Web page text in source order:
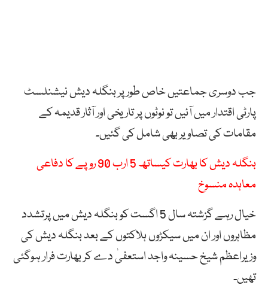
جب دوسری جماعتیں خاص طور پر بنگلہ دیش نیشنلسٹ
پارٹی اقتدار میں آئیں تو نوٹوں پر تاریخی اور آثار قدیمہ کے
مقامات کی تصاویر بھی شامل کی گئیں۔
بنگلہ دیش کا بھارت کیساتھ 5 ارب 90 روپے کا دفاعی
معاہدہ منسوخ
خیال رہے گزشتہ سال 5 اگست کو بنگلہ دیش میں پرتشدد
مظاہروں اور ان میں سیکڑوں ہلاکتوں کے بعد بنگلہ دیش کی
وزیراعظم شیخ حسینہ واجد استعفیٰ دے کر بھارت فرار ہوگئی
تھیں۔